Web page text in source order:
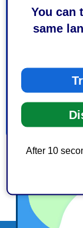
You can
same
After 10
1：役に立っ
3：役に立た
このページの
3：見つけに